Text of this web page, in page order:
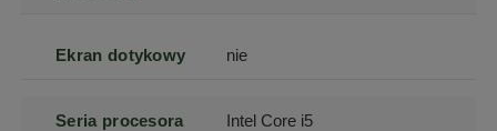
Ekran dotykowy nie
Seria procesora Intel Core i5